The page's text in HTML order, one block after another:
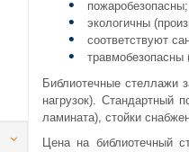
пожаробезопасны;
экологичны
соответствуют
Библиотечные стеллажи
нагрузок). Стандартный
ламината), стойки
Цена на библиотечный